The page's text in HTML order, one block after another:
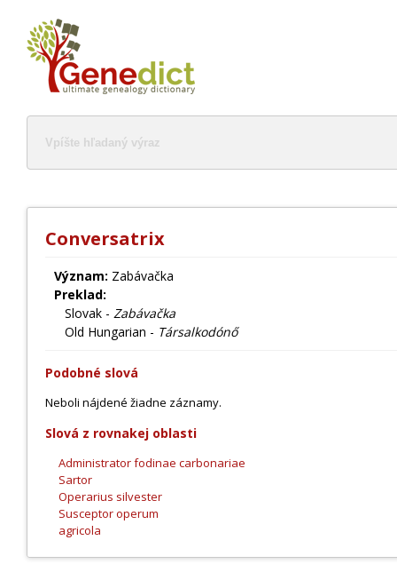
Conversatrix
Význam: Zabávačka
Preklad:
Slovak - Zabávačka
Old Hungarian - Társalkodónő
Podobné slová
Neboli nájdené žiadne záznamy.
Slová z rovnakej oblasti
Administrator fodinae carbonariae
Sartor
Operarius silvester
Susceptor operum
agricola